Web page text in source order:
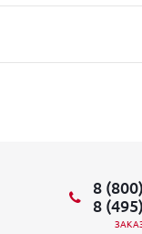
8
8